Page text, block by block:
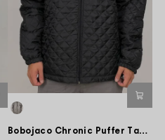
Bobojaco Chronic Puffer Tag World - Preta